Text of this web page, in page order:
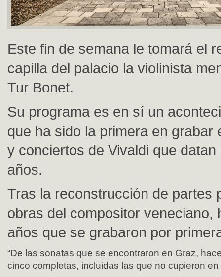
Este fin de semana le tomará el
capilla del palacio la violinista
Tur Bonet.
Su programa es en sí un
que ha sido la primera en grabar
y conciertos de Vivaldi que
años.
Tras la reconstrucción de partes
obras del compositor veneciano,
años que se grabaron por
“De las sonatas que se encontraron en Graz,
cinco completas, incluidas las que no cupieron en